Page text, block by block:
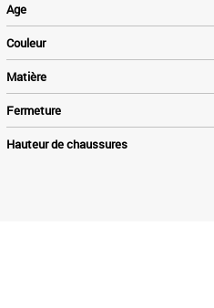
Age
Couleur
Matière
Fermeture
Hauteur de chaussures